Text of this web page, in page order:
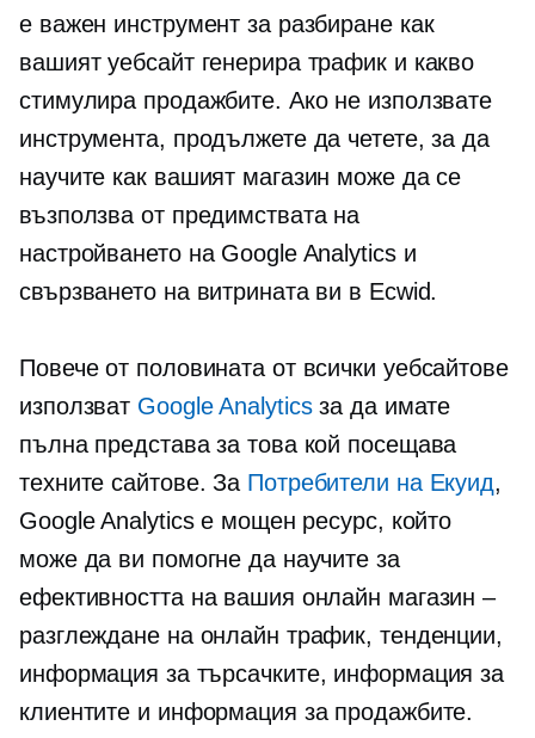
е важен инструмент за разбиране как
вашият уебсайт генерира трафик и какво
стимулира продажбите. Ако не използвате
инструмента, продължете да четете, за да
научите как вашият магазин може да се
възползва от предимствата на
настройването на Google Analytics и
свързването на витрината ви в Ecwid.
Повече от половината от всички уебсайтове
използват Google Analyticsза да имате
пълна представа за това кой посещава
техните сайтове. За Потребители на Екуид,
Google Analytics е мощен ресурс, който
може да ви помогне да научите за
ефективността на вашия онлайн магазин –
разглеждане на онлайн трафик, тенденции,
информация за търсачките, информация за
клиентите и информация за продажбите.